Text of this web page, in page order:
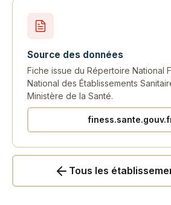
Source des données
Fiche issue du Répertoire National
National des Établissements
Ministère de la Santé.
Tous les